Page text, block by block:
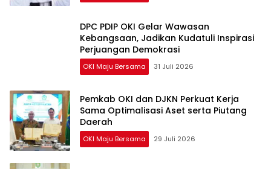
DPC PDIP OKI Gelar Wawasan
Kebangsaan, Jadikan Kudatuli Inspirasi
Perjuangan Demokrasi
OKI Maju Bersama 31 Juli 2026
Pemkab OKI dan DJKN Perkuat Kerja
Sama Optimalisasi Aset serta Piutang
Daerah
OKI Maju Bersama 29 Juli 2026